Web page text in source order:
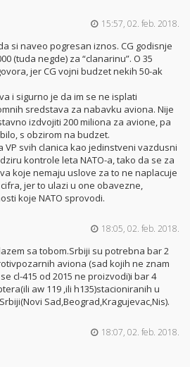
15:57, 02. feb. 2018.
si naveo pogresan iznos. CG godisnje
(tuda negde) za “clanarinu”. O 35
jer CG vojni budzet nekih 50-ak
i sigurno je da im se ne isplati
sredstava za nabavku aviona. Nije
izdvojiti 200 miliona za avione, pa
s obzirom na budzet.
VP svih clanica kao jedinstveni vazdusni
kontrole leta NATO-a, tako da se za
koje nemaju uslove za to ne naplacuje
jer to ulazi u one obavezne,
koje NATO sprovodi.
18:05, 02. feb. 2018.
sa tobom.Srbiji su potrebna bar 2
aviona (sad kojih ne znam
cl-415 od 2015 ne proizvodi)i bar 4
aw 119 ,ili h135)stacioniranih u
Sad,Beograd,Kragujevac,Nis).
18:07, 02. feb. 2018.